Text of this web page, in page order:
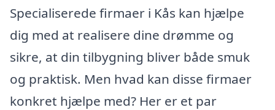
Specialiserede firmaer i Kås kan hjælpe
dig med at realisere dine drømme og
sikre, at din tilbygning bliver både smuk
og praktisk. Men hvad kan disse firmaer
konkret hjælpe med? Her er et par